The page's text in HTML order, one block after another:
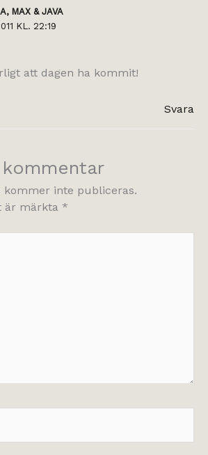
MAX & JAVA
KL. 22:19
att dagen ha kommit!
Svara
kommer inte publiceras.
är märkta *